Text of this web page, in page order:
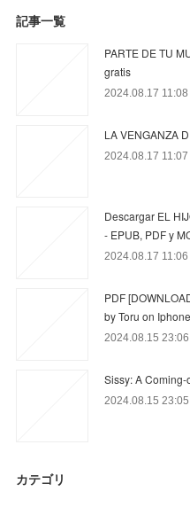
記事一覧
PARTE DE TU
gratis
2024.08.17 11:08
LA VENGANZA
2024.08.17 11:07
Descargar EL
- EPUB, PDF y
2024.08.17 11:06
PDF
by Toru on Iphone
2024.08.15 23:06
Sissy: A
2024.08.15 23:05
カテゴリ